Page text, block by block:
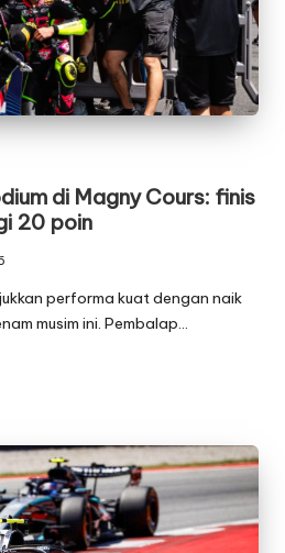
di Magny Cours: finis
20 poin
performa kuat dengan naik
musim ini. Pembalap…